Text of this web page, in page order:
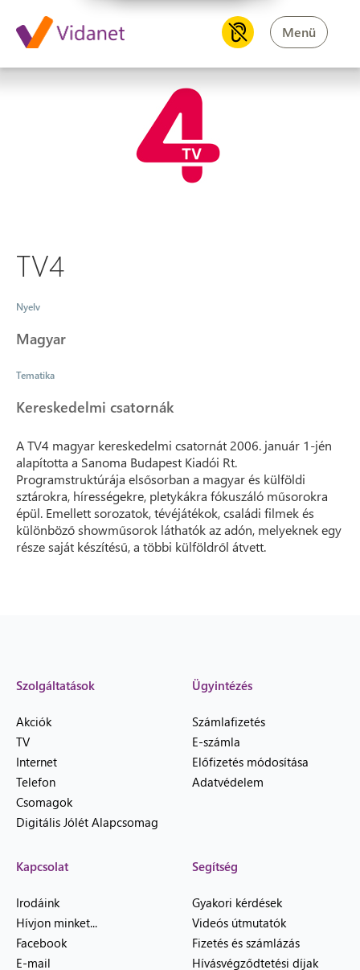
Menü
TV4
TV4
Nyelv
Magyar
Tematika
Kereskedelmi csatornák
A TV4 magyar kereskedelmi csatornát 2006. január 1-jén
alapította a Sanoma Budapest Kiadói Rt.
Programstruktúrája elsősorban a magyar és külföldi
sztárokra, hírességekre, pletykákra fókuszáló műsorokra
épül. Emellett sorozatok, tévéjátékok, családi filmek és
különböző showműsorok láthatók az adón, melyeknek egy
része saját készítésű, a többi külföldről átvett.
Szolgáltatások
Akciók
TV
Internet
Telefon
Csomagok
Digitális Jólét Alapcsomag
Ügyintézés
Számlafizetés
E-számla
Előfizetés módosítása
Adatvédelem
Kapcsolat
Irodáink
Hívjon minket...
Facebook
E-mail
Segítség
Gyakori kérdések
Videós útmutatók
Fizetés és számlázás
Hívásvégződtetési díjak